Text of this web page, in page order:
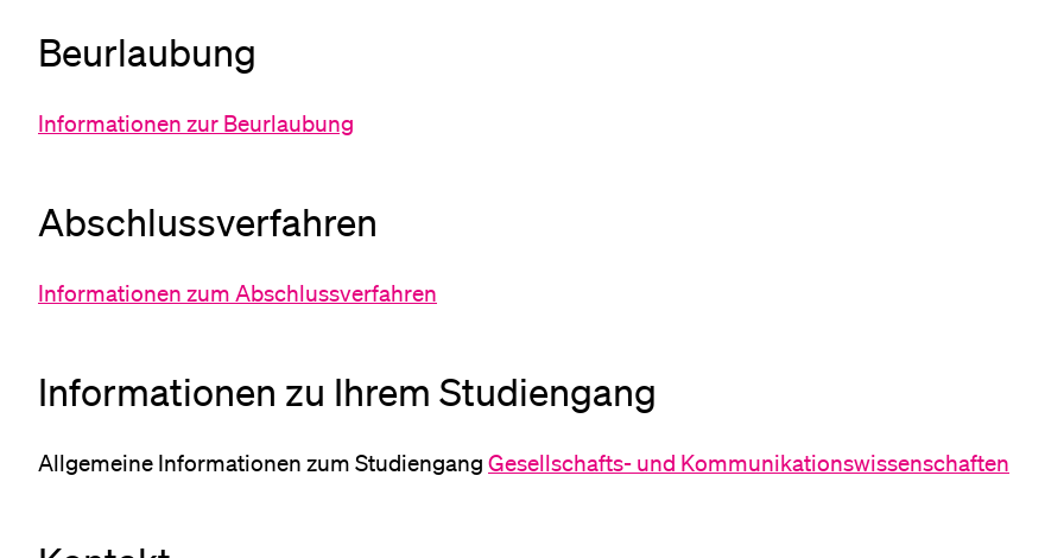
Beurlaubung
Informationen zur Beurlaubung
Abschlussverfahren
Informationen zum Abschlussverfahren
Informationen zu Ihrem Studiengang
Allgemeine Informationen zum Studiengang Gesellschafts- und Kommunikationswissenschaften